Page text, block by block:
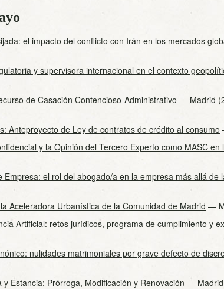
el impacto del conflicto con Irán en los mercados
y supervisora internacional en el contexto
de Casación Contencioso-Administrativo — Madrid
Anteproyecto de Ley de contratos de crédito al consumo
y la Opinión del Tercero Experto como MASC en
Empresa: el rol del abogado/a en la empresa más allá de
Aceleradora Urbanística de la Comunidad de Madrid —
Artificial: retos jurídicos, programa de cumplimiento y
nulidades matrimoniales por grave defecto de
y Estancia: Prórroga, Modificación y Renovación — Madrid